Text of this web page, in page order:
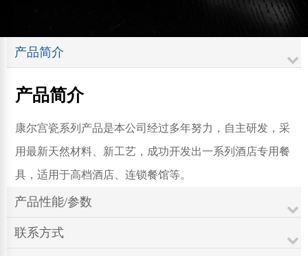
产品简介
产品简介
康尔宫瓷系列产品是本公司经过多年努力，自主研发，采
用最新天然材料、新工艺，成功开发出一系列酒店专用餐
具，适用于高档酒店、连锁餐馆等。
产品性能/参数
联系方式